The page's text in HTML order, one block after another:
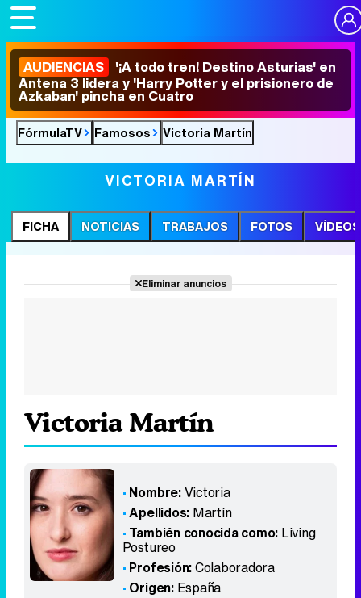
AUDIENCIAS '¡A todo tren! Destino Asturias' en
Antena 3 lidera y 'Harry Potter y el prisionero de
Azkaban' pincha en Cuatro
FórmulaTV Famosos Victoria Martín
VICTORIA MARTÍN
FICHA NOTICIAS TRABAJOS FOTOS VÍDEOS
Eliminar anuncios
Victoria Martín
Nombre:Victoria
Apellidos: Martín
También conocida como: Living
Postureo
Profesión:Colaboradora
Origen: España